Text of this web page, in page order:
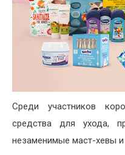
Среди участников
средства для ухода,
незаменимые маст-хевы